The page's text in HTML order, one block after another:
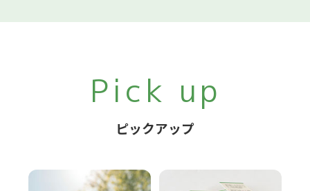
Pick up
ピックアップ